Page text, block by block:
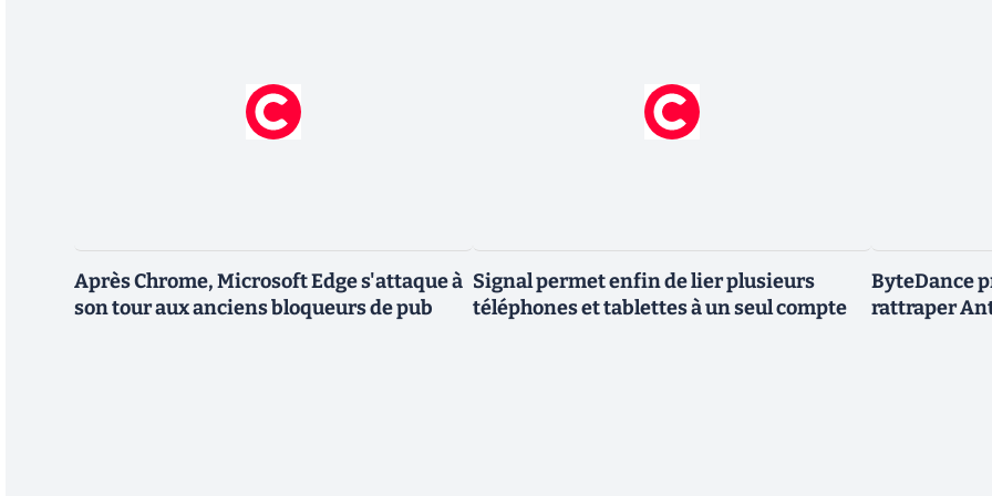
Après Chrome, Microsoft Edge s'attaque à
son tour aux anciens bloqueurs de pub
Signal permet enfin de lier plusieurs
téléphones et tablettes à un seul compte
ByteDance
rattraper